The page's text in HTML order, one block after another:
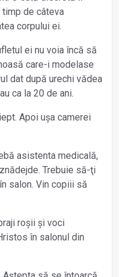
de câteva
corpului ei.
ei nu voia încă să
care-i modelase
dat după urechi vădea
ca la 20 de ani.
Apoi ușa camerei
asistenta medicală,
Trebuie să-ţi
salon. Vin copiii să
roșii și voci
în salonul din